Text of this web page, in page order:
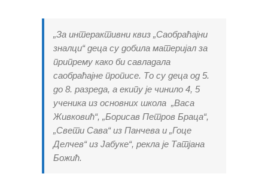
„За интерактивни квиз „Саобраћајни
зналци“ деца су добила материјал за
припрему како би савладала
саобраћајне прописе. То су деца од 5.
до 8. разреда, а екипу је чинило 4, 5
ученика из основних школа „Васа
Живковић“, „Борисав Петров Браца“,
„Свети Сава“ из Панчева и „Гоце
Делчев“ из Јабуке“, рекла је Татјана
Божић.